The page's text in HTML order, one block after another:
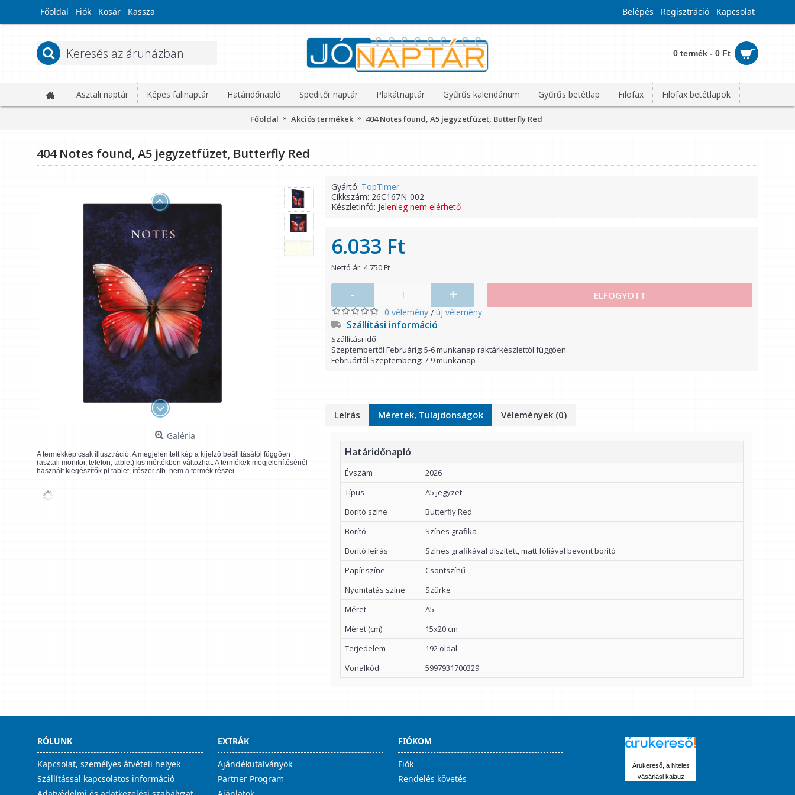
Főoldal Fiók Kosár Kassza Belépés Regisztráció Kapcsolat
0 termék - 0 Ft
Asztali naptár Képes falinaptár Határidőnapló Speditőr naptár Plakátnaptár Gyűrűs kalendárium Gyűrűs betétlap Filofax Filofax betétlapok
Főoldal Akciós termékek 404 Notes found, A5 jegyzetfüzet, Butterfly Red
404 Notes found, A5 jegyzetfüzet, Butterfly Red
Galéria
A termékkép csak illusztráció. A megjelenített kép a kijelző beállításától függően
(asztali monitor, telefon, tablet) kis mértékben változhat. A termékek megjelenítésénél
használt kiegészítők pl tablet, írószer stb. nem a termék részei.
Gyártó: TopTimer
Cikkszám: 26C167N-002
Készletinfó: Jelenleg nem elérhető
6.033 Ft
Nettó ár: 4.750 Ft
- + ELFOGYOTT
0 vélemény / új vélemény
Szállítási információ
Szállítási idő:
Szeptembertől Februárig: 5-6 munkanap raktárkészlettől függően.
Februártól Szeptemberig: 7-9 munkanap
Leírás Méretek, Tulajdonságok Vélemények (0)
Határidőnapló
Évszám
2026
Típus
A5 jegyzet
Borító színe
Butterfly Red
Borító
Színes grafika
Borító leírás
Színes grafikával díszített, matt fóliával bevont borító
Papír színe
Csontszínű
Nyomtatás színe
Szürke
Méret
A5
Méret (cm)
15x20 cm
Terjedelem
192 oldal
Vonalkód
5997931700329
RÓLUNK
Kapcsolat, személyes átvételi helyek
Szállítással kapcsolatos információ
EXTRÁK
Ajándékutalványok
Partner Program
FIÓKOM
Fiók
Rendelés követés
Árukereső, a hiteles
vásárlási kalauz